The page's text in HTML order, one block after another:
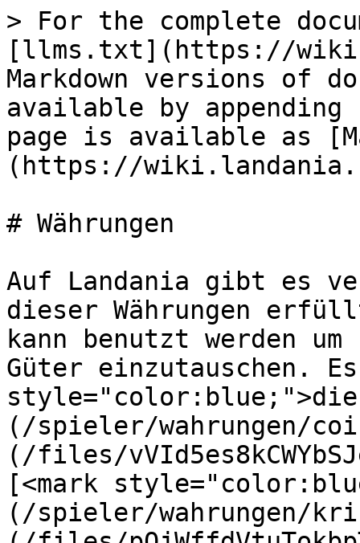
> For the complete
[llms.txt](https://
Markdown versions of
available by
page is available as
(https://
# Währungen
Auf Landania gibt es
dieser Währungen
kann benutzt werden
Güter einzutauschen.
style="color:blue;">die
(/spieler/wahrungen/
(/files/
[<mark
(/spieler/wahrungen/